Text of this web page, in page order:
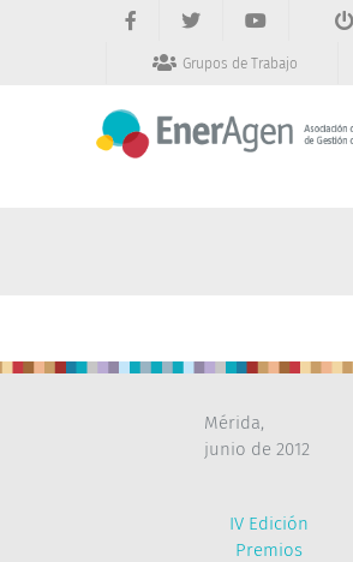
Grupos de Trabajo
Mérida,
junio de 2012
IV Edición
Premios